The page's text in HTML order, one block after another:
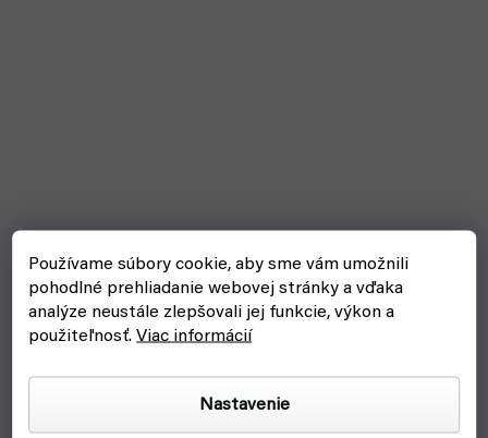
Používame súbory cookie, aby sme vám umožnili
pohodlné prehliadanie webovej stránky a vďaka
analýze neustále zlepšovali jej funkcie, výkon a
použiteľnosť.Viac informácií
Nastavenie
Královská hra 4 - manga (Crew)
skladom, ihneď na odoslanie